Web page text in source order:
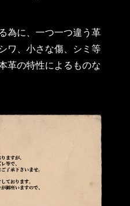
為に、一つ一つ違う革
ワ、小さな傷、シミ等
革の特性によるものな